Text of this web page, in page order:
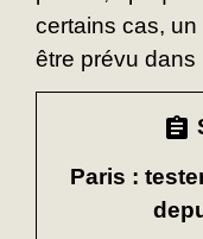
certains cas, un
être prévu dans
assignment
Paris :